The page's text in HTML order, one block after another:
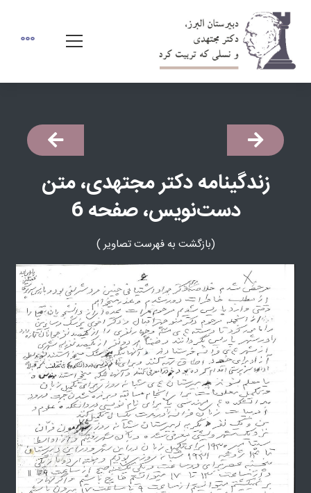
زندگینامه دكتر مجتهدی، متن
دست‌نویس، صفحه 6
(بازگشت به فهرست تصاوير )